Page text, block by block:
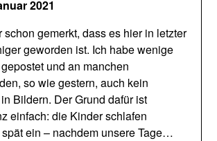
2021
schon gemerkt, dass es hier in letzter
geworden ist. Ich habe wenige
und an manchen
so wie gestern, auch kein
Bildern. Der Grund dafür ist
einfach: die Kinder schlafen
ein – nachdem unsere Tage…